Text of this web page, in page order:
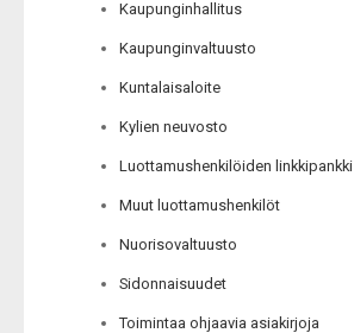
Kaupunginhallitus
Kaupunginvaltuusto
Kuntalaisaloite
Kylien neuvosto
Luottamushenkilöiden linkkipankki
Muut luottamushenkilöt
Nuorisovaltuusto
Sidonnaisuudet
Toimintaa ohjaavia asiakirjoja